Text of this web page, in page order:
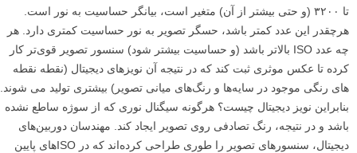
تا ۳۲۰۰ (و حتی بیشتر از آن) متغیر است، بیانگر حساسیت به نور است.
هرچقدر این عدد کمتر باشد، حسگر تصویر به نور حساسیت کمتری دارد. هر
چه عدد ISO بالاتر باشد (و حساسیت بیشتر شود) سنسور تصویر قوی‌تر کار
کرده تا عکس موثری ثبت کند که در نتیجه آن نویزهای دیجیتال (نقطه نقطه
های رنگی موجود در سایه‌ها و رنگ‌های میانی تصویر) بیشتری تولید می شوند.
بنابراین نویز دیجیتال چیست؟ هرگونه سیگنال نوری که از سوژه ساطع نشده
باشد و در نتیجه، رنگ تصادفی روی تصویر ایجاد کند. مهندسان دوربین‌های
دیجیتال، سنسورهای تصویر را طوری طراحی کرده‌اند که در ISOهای پایین